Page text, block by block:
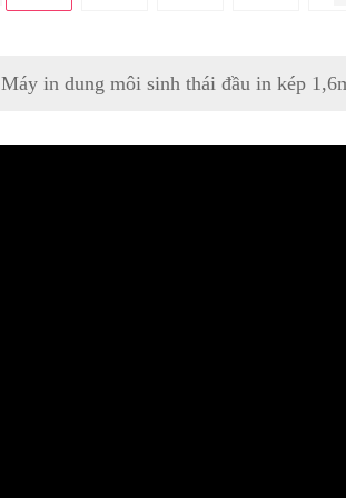
Máy in dung môi sinh thái đầu in kép